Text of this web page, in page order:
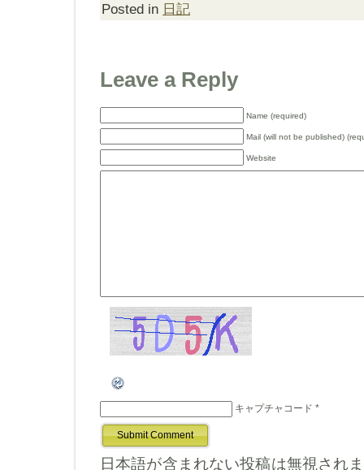
Posted in 日記
Leave a Reply
Name (required)
Mail (will not be published)
Website
キャプチャコード *
日本語が含まれない投稿は無視され